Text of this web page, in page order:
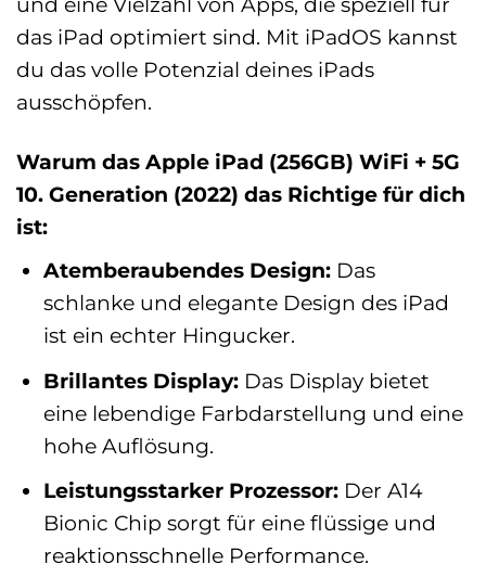
das iPad optimiert sind. Mit iPadOS kannst
du das volle Potenzial deines iPads
ausschöpfen.
Warum das Apple iPad (256GB) WiFi + 5G
10. Generation (2022) das Richtige für dich
ist:
Atemberaubendes Design: Das
schlanke und elegante Design des iPad
ist ein echter Hingucker.
Brillantes Display: Das Display bietet
eine lebendige Farbdarstellung und eine
hohe Auflösung.
Leistungsstarker Prozessor: Der A14
Bionic Chip sorgt für eine flüssige und
reaktionsschnelle Performance.